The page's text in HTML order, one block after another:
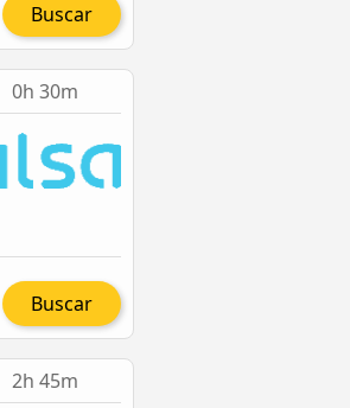
Buscar
0h 30m
Buscar
2h 45m